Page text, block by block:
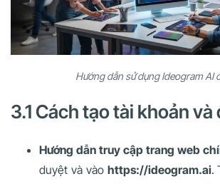
Hướng dẫn sử dụng Ideogram AI
3.1 Cách tạo tài khoản
Hướng dẫn truy cập trang web
duyệt và vào https://ideogram.ai.